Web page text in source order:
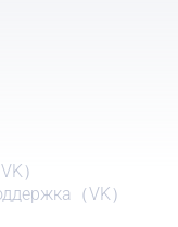
）
（VK）